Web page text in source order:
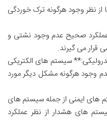
از نظر وجود هرگونه ترک خوردگی
عملکرد صحیح عدم وجود نشتی و
قرار می گیرند.
سیستم های الکتریکی
وجود هرگونه مشکل دیگر مورد
ایمنی از جمله سیستم های
های هشدار از نظر عملکرد